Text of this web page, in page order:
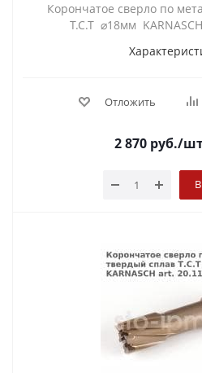
Корончатое сверло по
Т.С.Т ⌀18мм
Отложить
2 870руб./